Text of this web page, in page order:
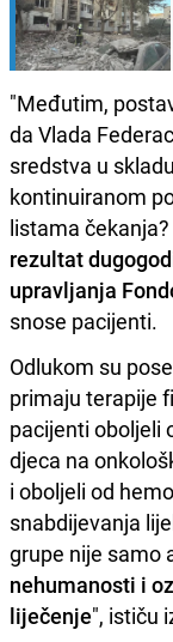
"Međutim,
da Vlada
sredstva u
kontinuiranom
listama
rezultat
upravljanja
snose pacijenti.
Odlukom su
primaju terapije
pacijenti oboljeli
djeca na
i oboljeli od
snabdijevanja
grupe nije samo
nehumanosti i
liječenje", ističu